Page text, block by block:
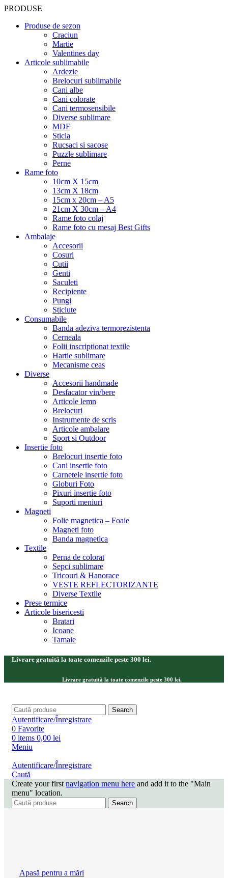
PRODUSE
Produse de sezon
Craciun
Martie
Valentines day
Articole sublimabile
Ardezie
Brelocuri sublimabile
Cani albe
Cani colorate
Cani termosensibile
Diverse sublimare
MDF
Sticla
Rucsaci si sacose
Puzzle sublimare
Perne
Rame foto
10cm X 15cm
13cm X 18cm
15cm x 20cm – A5
21cm X 30cm – A4
Rame foto colaj
Rame foto cu mesaj Best Gifts
Ambalaje
Accesorii
Cosuri
Cutii
Genti
Saculeti
Recipiente
Pungi
Sticlute
Consumabile
Banda adeziva termorezistenta
Cerneala
Folii inscriptionat textile
Hartie sublimare
Mecanisme ceas
Diverse
Accesorii handmade
Desfacator vin/bere
Articole lemn
Brelocuri
Instrumente de scris
Articole ambalare
Sport si Outdoor
Insertie foto
Brelocuri insertie foto
Cani insertie foto
Carnetele insertie foto
Globuri Foto
Pixuri insertie foto
Suporti meniuri
Magneti
Folie magnetica – Foaie
Magneti foto
Banda magnetica
Textile
Perna de colorat
Sepci sublimare
Tricouri & Hanorace
VESTE REFLECTORIZANTE
Diverse Textile
Prese termice
Articole bisericesti
Bratari
Icoane
Tamaie
Livrare gratuită la toate comenzile peste 300 lei.
Livrare gratuită la toate comenzile peste 300 lei.
Search
Autentificare/Înregistrare
0 Favorite
0 items 0,00 lei
Meniu
Autentificare/Înregistrare
Caută
Create your first navigation menu here and add it to the "Main
menu" location.
Search
Apasă pentru a mări